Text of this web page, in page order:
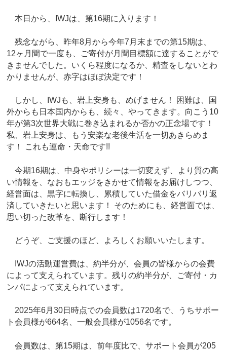
本日から、IWJは、第16期に入ります！
残念ながら、昨年8月から今年7月末までの第15期は、
12ヶ月間で一度も、ご寄付が月間目標額に達することがで
きませんでした。いくら程度になるか、精査をしないとわ
かりませんが、赤字はほぼ決定です！
しかし、IWJも、岩上安身も、めげません！ 困難は、国
外からも日本国内からも、続々、やってきます。向こう10
年が第3次世界大戦に巻き込まれるか否かの正念場です！
私、岩上安身は、もう安楽な老後生活を一切あきらめま
す！ これも運命・天命です!!
今期16期は、中身やポリシーは一切変えず、より質の高
い情報を、なおもエッジをきかせて情報をお届けしつつ、
経営面は、黒字に転換し、累積していた借金をバリバリ返
済していきたいと思います！ そのためにも、経営面では、
思い切った改革を、断行します！
どうぞ、ご支援のほど、よろしくお願いいたします。
IWJの活動運営費は、約半分が、会員の皆様からの会費
によって支えられています。残りの約半分が、ご寄付・カ
ンパによって支えられています。
2025年6月30日時点での会員数は1720名で、うちサポー
ト会員様が664名、一般会員様が1056名です。
会員数は、第15期は、前年度比で、サポート会員が205